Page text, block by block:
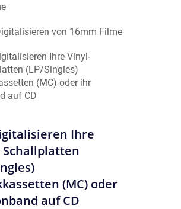
von 16mm Filme
Ihre
Schallplatten
(MC) oder
auf CD